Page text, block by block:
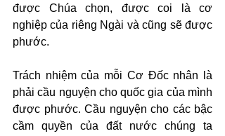
được Chúa chọn, được coi là cơ
nghiệp của riêng Ngài và cũng sẽ được
phước.
Trách nhiệm của mỗi Cơ Đốc nhân là
phải cầu nguyện cho quốc gia của mình
được phước. Cầu nguyện cho các bậc
cầm quyền của đất nước chúng ta